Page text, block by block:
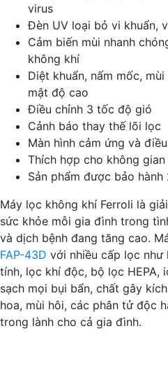
Hàng
hãng
lượng
virus
Đèn UV loại bỏ vi khuẩn,
Cảm biến mùi nhanh
không khí
Diệt khuẩn, nấm mốc,
mật độ cao
Điều chỉnh 3 tốc độ gió
Cảnh báo thay thế lõi lọc
Màn hình cảm ứng và
Thích hợp cho không
Sản phẩm được bảo
Máy lọc không khí Ferroli là
sức khỏe mỗi gia đình trong
và dịch bệnh đang tăng cao.
FAP-43D với nhiều cấp lọc
tính, lọc khí độc, bộ lọc HEPA,
sạch mọi bụi bẩn, chất gây
hoa, mùi hôi, các phân tử độc
trong lành cho cả gia đình.